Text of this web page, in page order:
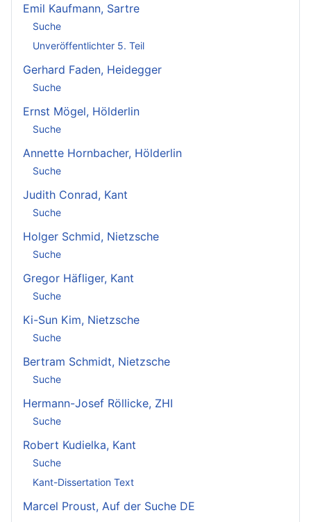
Emil Kaufmann, Sartre
Suche
Unveröffentlichter 5. Teil
Gerhard Faden, Heidegger
Suche
Ernst Mögel, Hölderlin
Suche
Annette Hornbacher, Hölderlin
Suche
Judith Conrad, Kant
Suche
Holger Schmid, Nietzsche
Suche
Gregor Häfliger, Kant
Suche
Ki-Sun Kim, Nietzsche
Suche
Bertram Schmidt, Nietzsche
Suche
Hermann-Josef Röllicke, ZHI
Suche
Robert Kudielka, Kant
Suche
Kant-Dissertation Text
Marcel Proust, Auf der Suche DE